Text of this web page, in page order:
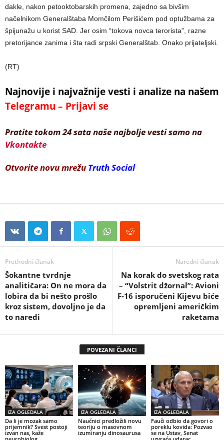
dakle, nakon petooktobarskih promena, zajedno sa bivšim
načelnikom Generalštaba Momčilom Perišićem pod optužbama za
špijunažu u korist SAD. Jer osim “tokova novca terorista”, razne
pretorijance zanima i šta radi srpski Generalštab. Onako prijateljski.
(RT)
Najnovije i najvažnije vesti i analize na našem
Telegramu – Prijavi se
Pratite tokom 24 sata naše najbolje vesti samo na
Vkontakte
Otvorite novu mrežu Truth Social
Prethodni članak
Šokantne tvrdnje
analitičara: On ne mora da
lobira da bi nešto prošlo
kroz sistem, dovoljno je da
to naredi
Naredni članak
Na korak do svetskog rata
– “Volstrit džornal”: Avioni
F-16 isporučeni Kijevu biće
opremljeni američkim
raketama
POVEZANI ČLANCI
IZA OGLEDALA
Da li je mozak samo
prijemnik? Svest postoji
izvan nas, kaže
IZA OGLEDALA
Naučnici predložili novu
teoriju o masovnom
izumiranju dinosaurusa
IZA OGLEDALA
Fauči odbio da govori o
poreklu kovida: Pozvao
se na Ustav, Senat